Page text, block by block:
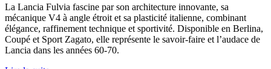
La Lancia Fulvia fascine par son architecture innovante, sa
mécanique V4 à angle étroit et sa plasticité italienne, combinant
élégance, raffinement technique et sportivité. Disponible en Berlina,
Coupé et Sport Zagato, elle représente le savoir-faire et l’audace de
Lancia dans les années 60-70.